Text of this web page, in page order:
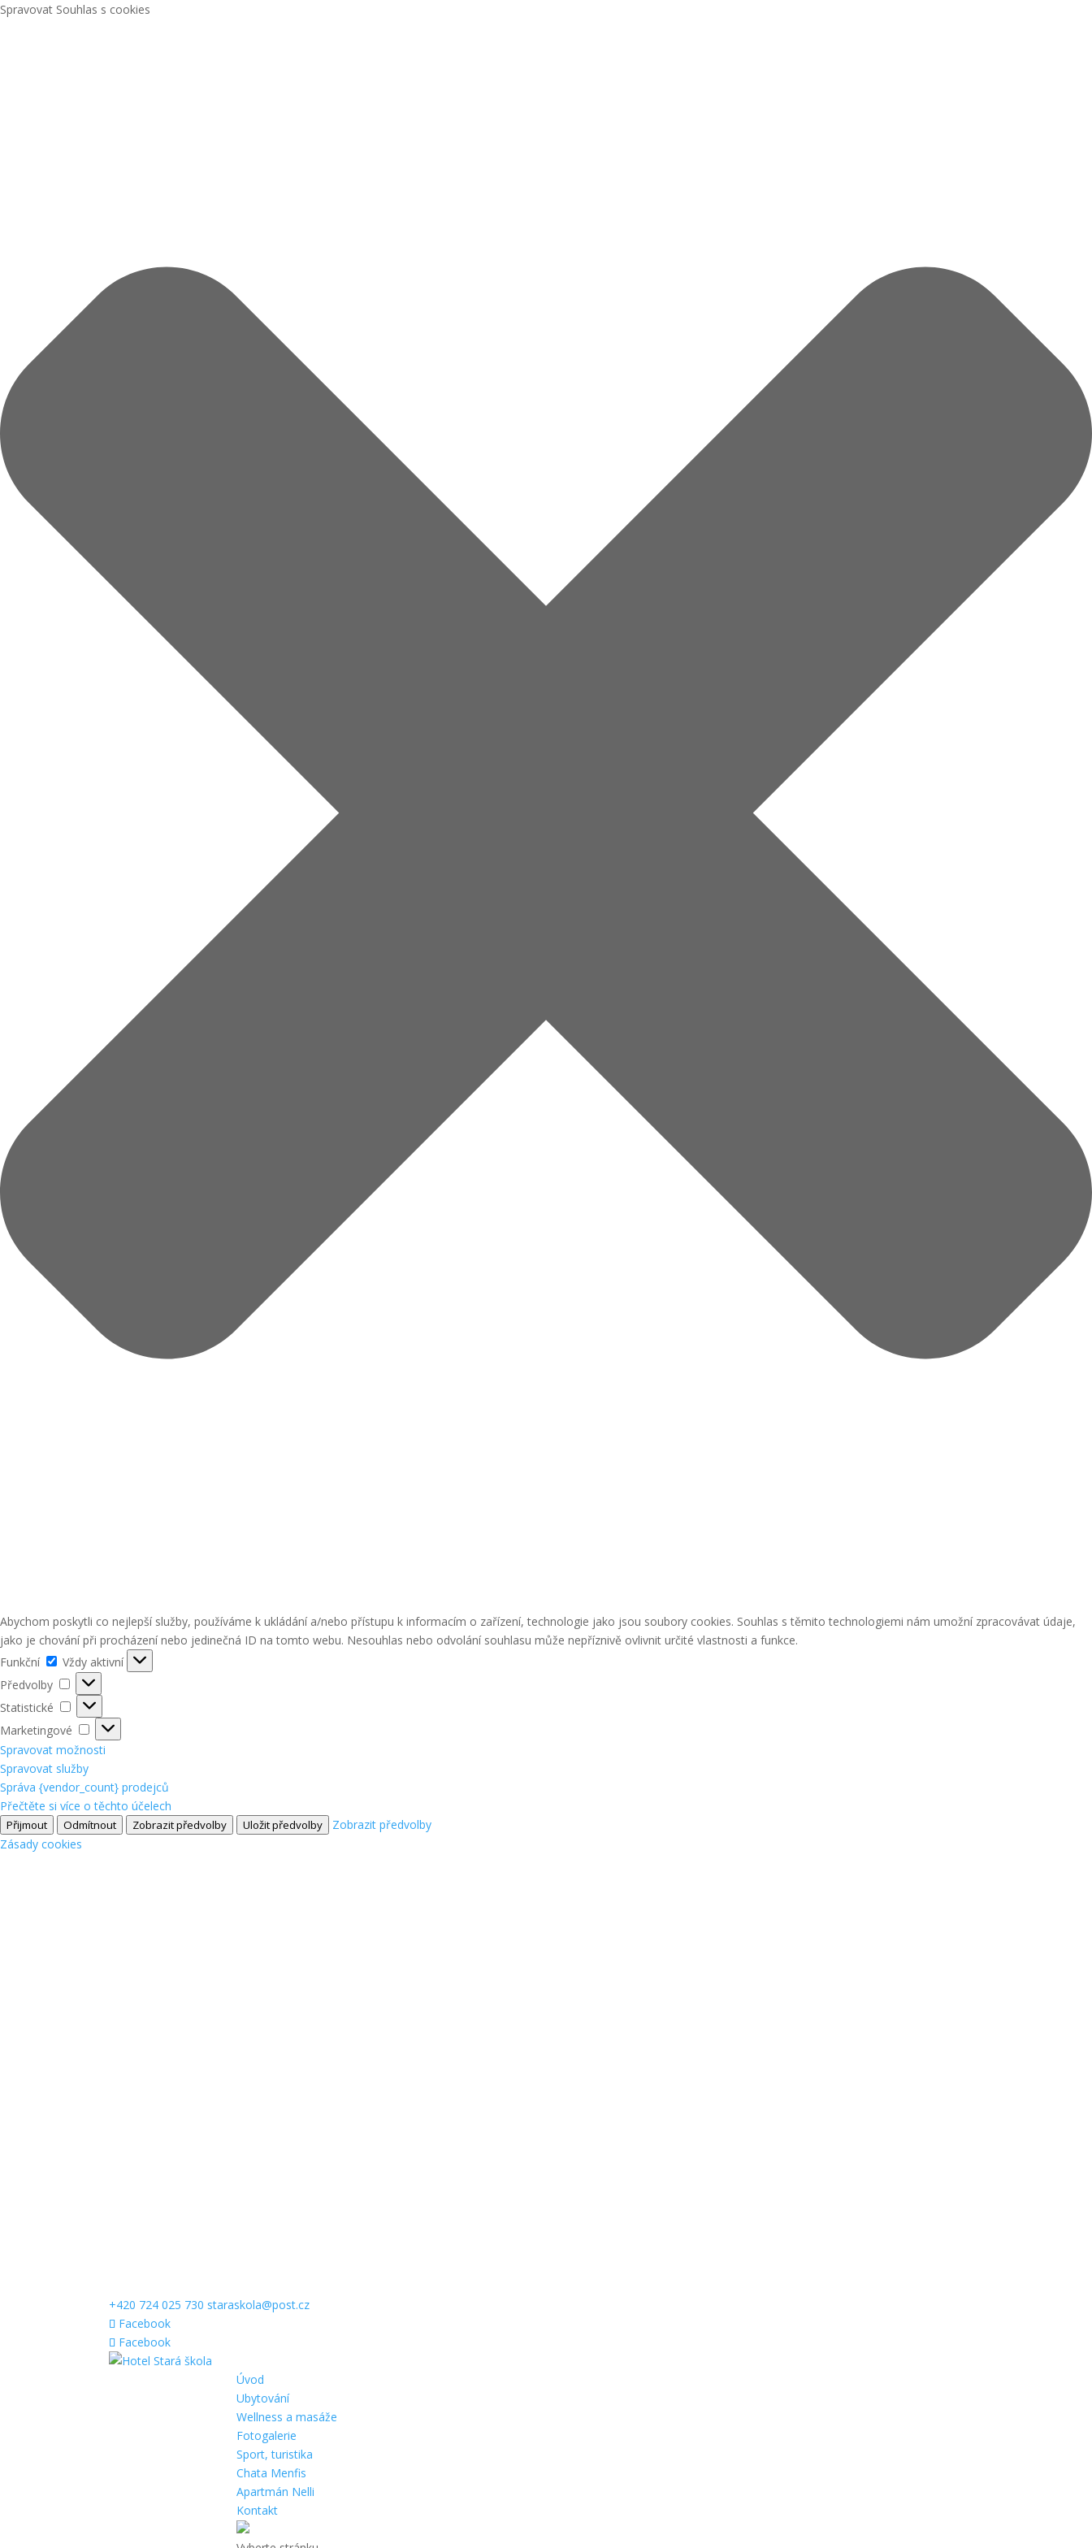
Spravovat Souhlas s cookies
Abychom poskytli co nejlepší služby, používáme k ukládání a/nebo přístupu k informacím o zařízení, technologie jako jsou soubory cookies. Souhlas s těmito technologiemi nám umožní zpracovávat údaje,
jako je chování při procházení nebo jedinečná ID na tomto webu. Nesouhlas nebo odvolání souhlasu může nepříznivě ovlivnit určité vlastnosti a funkce.
Funkční
Funkční
Vždy aktivní
Předvolby
Předvolby
Statistické
Statistické
Marketingové
Marketingové
Spravovat možnosti
Spravovat služby
Správa {vendor_count} prodejců
Přečtěte si více o těchto účelech
Přijmout Odmítnout Zobrazit předvolby Uložit předvolby
Zobrazit předvolby
Zásady cookies
+420 724 025 730 staraskola@post.cz
Facebook
Facebook
Úvod
Ubytování
Wellness a masáže
Fotogalerie
Sport, turistika
Chata Menfis
Apartmán Nelli
Kontakt